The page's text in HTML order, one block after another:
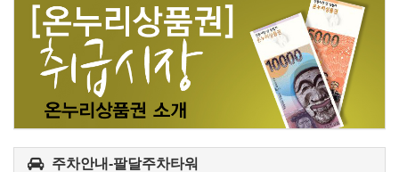
주차안내-팔달주차타워